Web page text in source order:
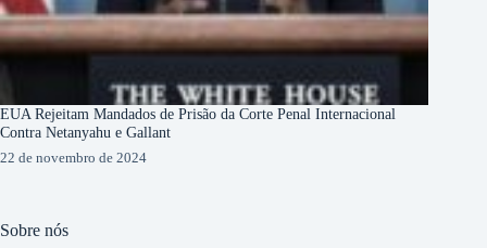
EUA Rejeitam Mandados de Prisão da Corte Penal Internacional
Contra Netanyahu e Gallant
22 de novembro de 2024
Sobre nós